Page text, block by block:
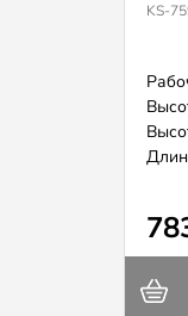
KS-
Вес